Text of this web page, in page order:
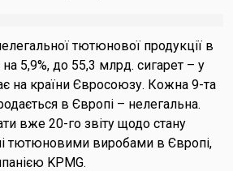
тютюнової продукції в
на 5,9%, до 55,3 млрд. сигарет – у
на країни Євросоюзу. Кожна 9-та
в Європі – нелегальна.
вже 20-го звіту щодо стану
тютюновими виробами в Європі,
KPMG.